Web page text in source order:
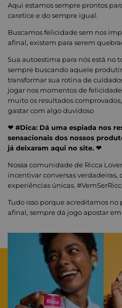
Aqui estamos sempre prontos
caretice e do sempre igual.
Buscamos felicidade sem nos
afinal, existem para serem
Sua autoestima para nós está no
sempre buscando aquele
transformar sua rotina de
jogar nos momentos de
muito os resultados
gastar com algo duvidoso
❤ #Dica: Dá uma espiada nos
sensacionais dos nossos
já deixaram aqui no site. ❤
Nossa comunidade de Ricca
incentivar conversas verdadeiras,
experiências únicas.
Tudo isso porque acreditamos
afinal, sempre dá jogo apostar em